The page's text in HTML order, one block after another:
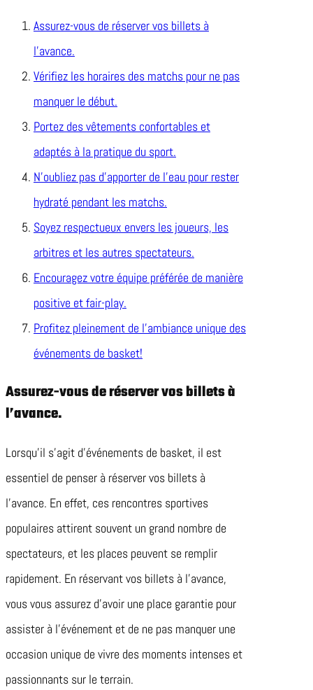
Assurez-vous de réserver vos billets à
l’avance.
Vérifiez les horaires des matchs pour ne pas
manquer le début.
Portez des vêtements confortables et
adaptés à la pratique du sport.
N’oubliez pas d’apporter de l’eau pour rester
hydraté pendant les matchs.
Soyez respectueux envers les joueurs, les
arbitres et les autres spectateurs.
Encouragez votre équipe préférée de manière
positive et fair-play.
Profitez pleinement de l’ambiance unique des
événements de basket!
Assurez-vous de réserver vos billets à
l’avance.
Lorsqu’il s’agit d’événements de basket, il est
essentiel de penser à réserver vos billets à
l’avance. En effet, ces rencontres sportives
populaires attirent souvent un grand nombre de
spectateurs, et les places peuvent se remplir
rapidement. En réservant vos billets à l’avance,
vous vous assurez d’avoir une place garantie pour
assister à l’événement et de ne pas manquer une
occasion unique de vivre des moments intenses et
passionnants sur le terrain.